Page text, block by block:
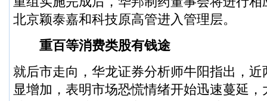
北京颖泰嘉和科技原高管进入管理层。
重百等消费类股有钱途
就后市走向，华龙证券分析师牛阳指出，
显增加，表明市场恐慌情绪开始迅速蔓延